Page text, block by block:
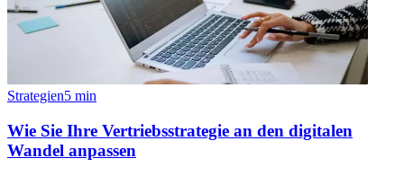
Strategien5 min
Wie Sie Ihre Vertriebsstrategie an den digitalen
Wandel anpassen